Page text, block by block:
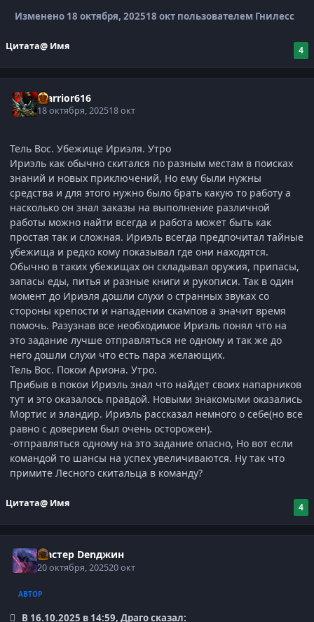
Изменено 18 октября, 202518 октпользователем Гнилесс
Цитата@ Имя 4
Warrior616
18 октября, 202518 окт
Тель Вос. Убежище Ириэля. Утро
Ириэль как обычно скитался по разным местам в поисках
знаний и новых приключений, Но ему были нужны
средства и для этого нужно было брать какую то работу а
насколько он знал заказы на выполнение различной
работы можно найти всегда и работа может быть как
простая так и сложная. Ириэль всегда предпочитал тайные
убежища и редко кому показывал где они находятся.
Обычно в таких убежищах он складывал оружия, припасы,
запасы еды, питья и разные книги и рукописи. Так в один
момент до Ириэля дошли слухи о странных звуках со
стороны крепости и нападении скампов а значит время
помочь. Разузнав все необходимое Ириэль понял что на
это задание лучше отправляться не одному и так же до
него дошли слухи что есть пара желающих.
Тель Вос. Покои Ариона. Утро.
Прибыв в покои Ириэль знал что найдет своих напарников
тут и это оказалось правдой. Новыми знакомыми оказались
Мортис и эландир. Ириэль рассказал немного о себе(но все
равно с доверием был очень осторожен).
-отправляться одному на это задание опасно, Но вот если
командой то шансы на успех увеличиваются. Ну так что
примите Лесного скитальца в команду?
Цитата@ Имя 4
Мастер Denджин
20 октября, 202520 окт
АВТОР
В 16.10.2025 в 14:59, Драго сказал: